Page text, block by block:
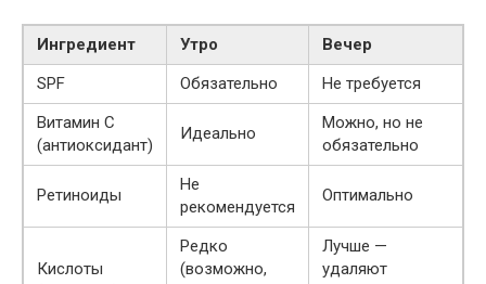
Ингредиент Утро
Вечер
SPF
Обязательно
Не требуется
Витамин C
(антиоксидант)
Идеально
Можно, но не
обязательно
Ретиноиды
Не
рекомендуется
Оптимально
Кислоты
Редко
(возможно,
Лучше —
удаляют